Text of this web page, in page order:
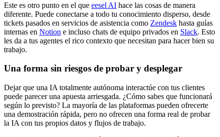
Este es otro punto en el que eesel AI hace las cosas de manera
diferente. Puede conectarse a todo tu conocimiento disperso, desde
tickets pasados en servicios de asistencia como Zendesk hasta guías
internas en Notion e incluso chats de equipo privados en Slack. Esto
les da a tus agentes el rico contexto que necesitan para hacer bien su
trabajo.
Una forma sin riesgos de probar y desplegar
Dejar que una IA totalmente autónoma interactúe con tus clientes
puede parecer una apuesta arriesgada. ¿Cómo sabes que funcionará
según lo previsto? La mayoría de las plataformas pueden ofrecerte
una demostración rápida, pero no ofrecen una forma real de probar
la IA con tus propios datos y flujos de trabajo.